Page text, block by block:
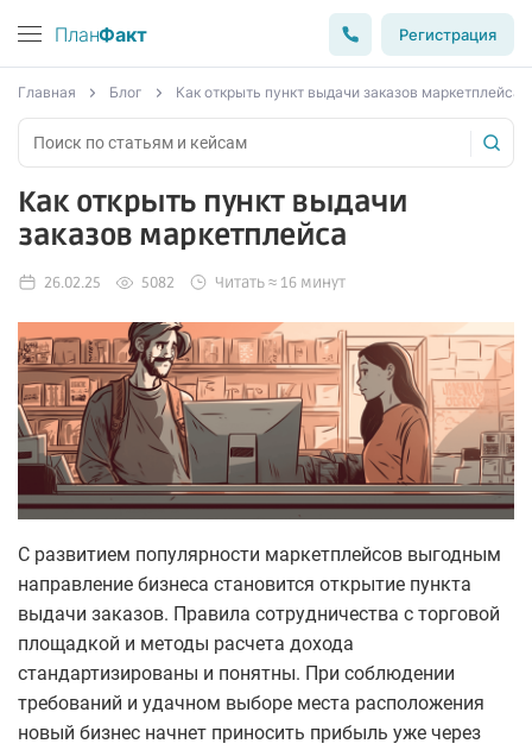
ПланФакт Регистрация
Главная Блог Как открыть пункт выдачи заказов маркетплейса
Как открыть пункт выдачи
заказов маркетплейса
26.02.25 5082 Читать ≈ 16 минут
С развитием популярности маркетплейсов выгодным
направление бизнеса становится открытие пункта
выдачи заказов. Правила сотрудничества с торговой
площадкой и методы расчета дохода
стандартизированы и понятны. При соблюдении
требований и удачном выборе места расположения
новый бизнес начнет приносить прибыль уже через